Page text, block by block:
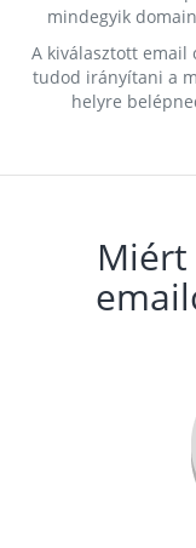
mindegyik
A kiválasztott email
tudod irányítani a
helyre
Miért